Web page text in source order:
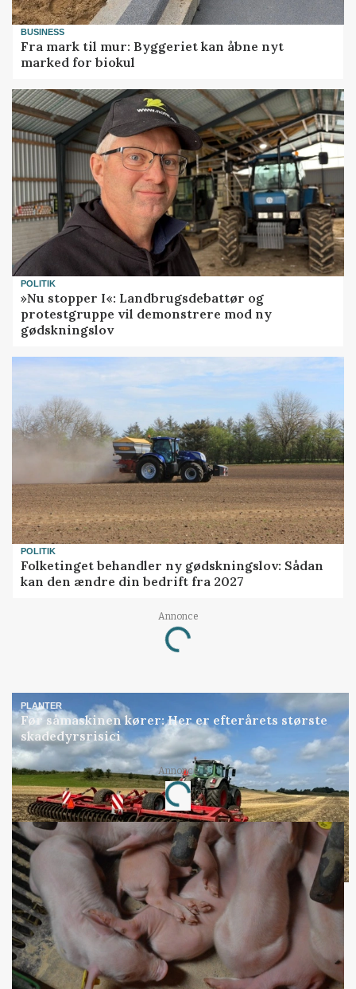
BUSINESS
Fra mark til mur: Byggeriet kan åbne nyt
marked for biokul
POLITIK
»Nu stopper I«: Landbrugsdebattør og
protestgruppe vil demonstrere mod ny
gødskningslov
POLITIK
Folketinget behandler ny gødskningslov: Sådan
kan den ændre din bedrift fra 2027
Annonce
Loading...
PLANTER
Før såmaskinen kører: Her er efterårets største
skadedyrsrisici
Annonce
Loading...